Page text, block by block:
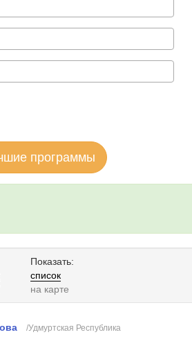
программы
Показать:
список
на карте
/Удмуртская Республика